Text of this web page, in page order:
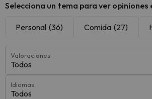
Selecciona un tema para ver opiniones
Personal (36) Comida (27)
Valoraciones
Todos
Idiomas
Todos